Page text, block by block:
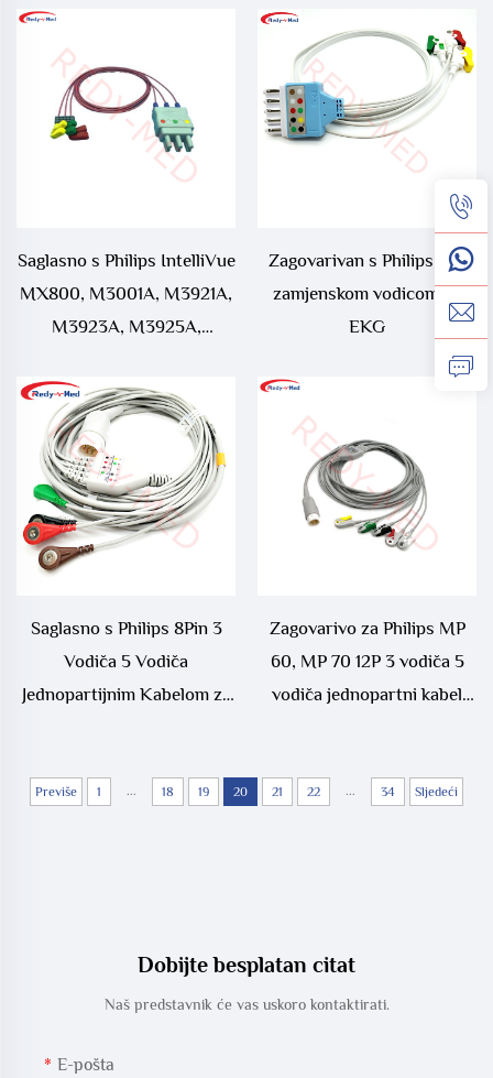
Saglasno s Philips IntelliVue
MX800, M3001A, M3921A,
M3923A, M3925A,
Clip EKG vodičem
Zagovarivan s Philips-om
zamjenskom vodicom za
EKG
Saglasno s Philips 8Pin 3
Vodiča 5 Vodiča
Jednopartijnim Kabelom za
Zagovarivo za Philips MP
60, MP 70 12P 3 vodiča 5
vodiča jednopartni kabel
Previše 1 ... 18 19 20 21 22 ... 34 Sljedeći
Dobijte besplatan citat
Naš predstavnik će vas uskoro kontaktirati.
E-pošta